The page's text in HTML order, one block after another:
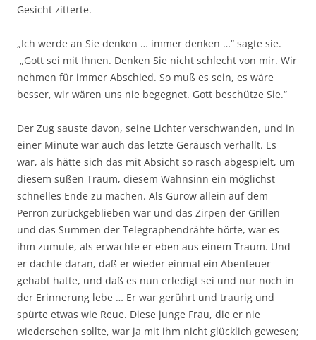
Gesicht zitterte.
„Ich werde an Sie denken … immer denken …“ sagte sie.
„Gott sei mit Ihnen. Denken Sie nicht schlecht von mir. Wir
nehmen für immer Abschied. So muß es sein, es wäre
besser, wir wären uns nie begegnet. Gott beschütze Sie.“
Der Zug sauste davon, seine Lichter verschwanden, und in
einer Minute war auch das letzte Geräusch verhallt. Es
war, als hätte sich das mit Absicht so rasch abgespielt, um
diesem süßen Traum, diesem Wahnsinn ein möglichst
schnelles Ende zu machen. Als Gurow allein auf dem
Perron zurückgeblieben war und das Zirpen der Grillen
und das Summen der Telegraphendrähte hörte, war es
ihm zumute, als erwachte er eben aus einem Traum. Und
er dachte daran, daß er wieder einmal ein Abenteuer
gehabt hatte, und daß es nun erledigt sei und nur noch in
der Erinnerung lebe … Er war gerührt und traurig und
spürte etwas wie Reue. Diese junge Frau, die er nie
wiedersehen sollte, war ja mit ihm nicht glücklich gewesen;